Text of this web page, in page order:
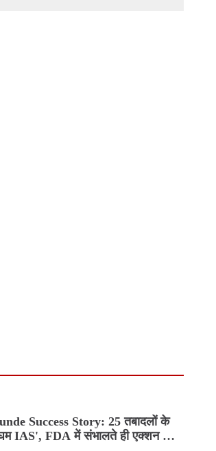
Success Story: 25 तबादलों के
IAS', FDA में संभालते ही एक्शन मोड